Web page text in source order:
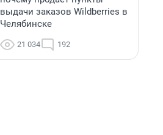
выдачи заказов Wildberries в
Челябинске
21 034 192